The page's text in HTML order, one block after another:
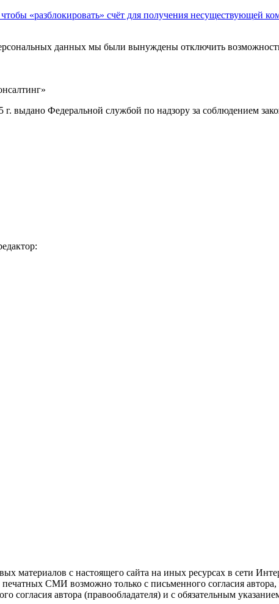
«разблокировать» счёт для получения несуществующей
данных мы были вынуждены отключить
Федеральной службой по надзору за соблюдением
материалов с настоящего сайта на иных ресурсах в сети
печатных СМИ возможно только с письменного согласия
согласия автора (правообладателя) и с обязательным